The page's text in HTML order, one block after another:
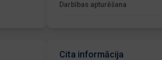
Darbības apturēšana
Cita informācija